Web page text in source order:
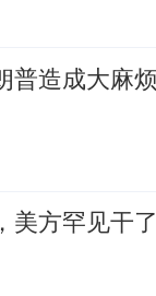
普造成大麻
美方罕见干